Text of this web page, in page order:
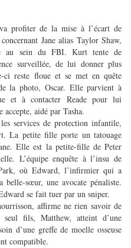
profiter de la mise à l’écart de
Jane alias Taylor Shaw,
au sein du FBI. Kurt tente de
surveillée, de lui donner plus
ci reste floue et se met en quête
la photo, Oscar. Elle parvient à
et à contacter Reade pour lui
accepte, aidé par Tasha.
services de protection infantile,
La petite fille porte un tatouage
Elle est la petite-fille de Peter
L’équipe enquête à l’insu de
où Edward, l’infirmier qui a
belle-sœur, une avocate pénaliste.
se fait tuer par un sniper.
affirme ne rien savoir de
fils, Matthew, atteint d’une
d’une greffe de moelle osseuse
compatible.